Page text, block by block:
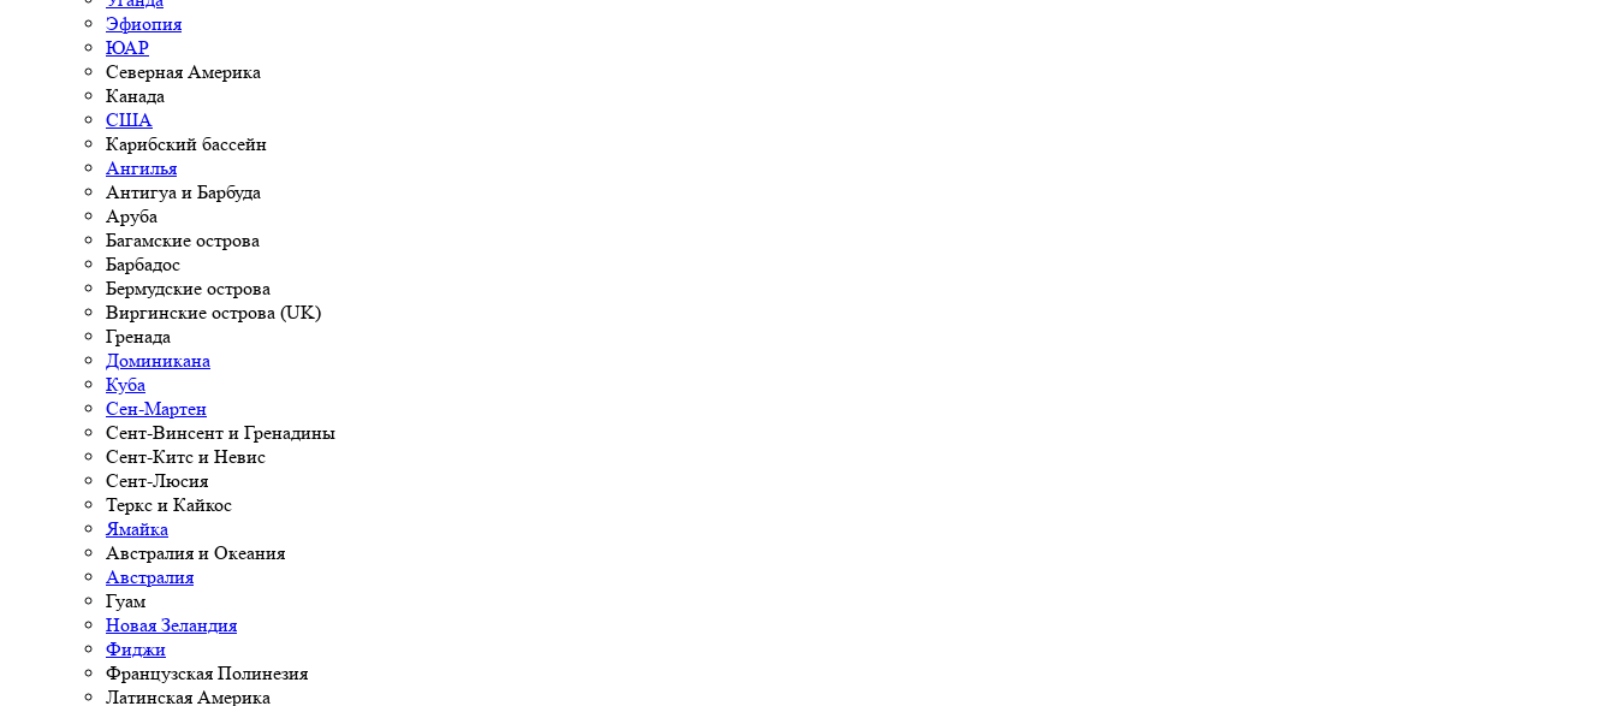
Эфиопия
ЮАР
Северная Америка
Канада
США
Карибский бассейн
Ангилья
Антигуа и Барбуда
Аруба
Багамские острова
Барбадос
Бермудские острова
Виргинские острова (UK)
Гренада
Доминикана
Куба
Сен-Мартен
Сент-Винсент и Гренадины
Сент-Китс и Невис
Сент-Люсия
Теркс и Кайкос
Ямайка
Австралия и Океания
Австралия
Гуам
Новая Зеландия
Фиджи
Французская Полинезия
Латинская Америка